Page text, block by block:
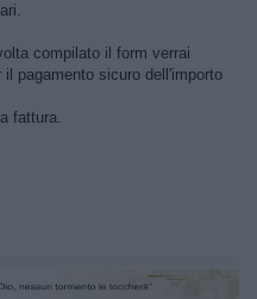
compilato il form verrai
pagamento sicuro dell'importo
fattura.